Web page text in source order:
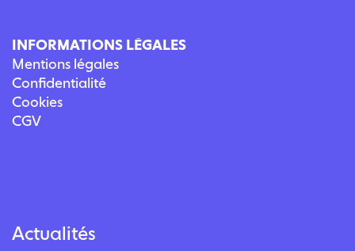
INFORMATIONS LÉGALES
Mentions légales
Confidentialité
Cookies
CGV
Actualités